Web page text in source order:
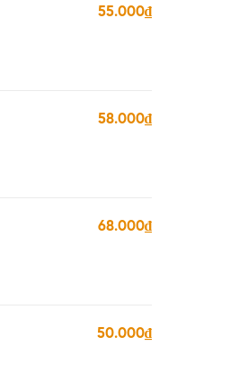
55.000₫
58.000₫
68.000₫
50.000₫